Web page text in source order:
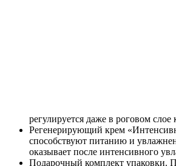
регулируется даже в роговом слое
Регенерирующий крем
способствуют питанию и
оказывает после интенсивного
Подарочный комплект упаковки.